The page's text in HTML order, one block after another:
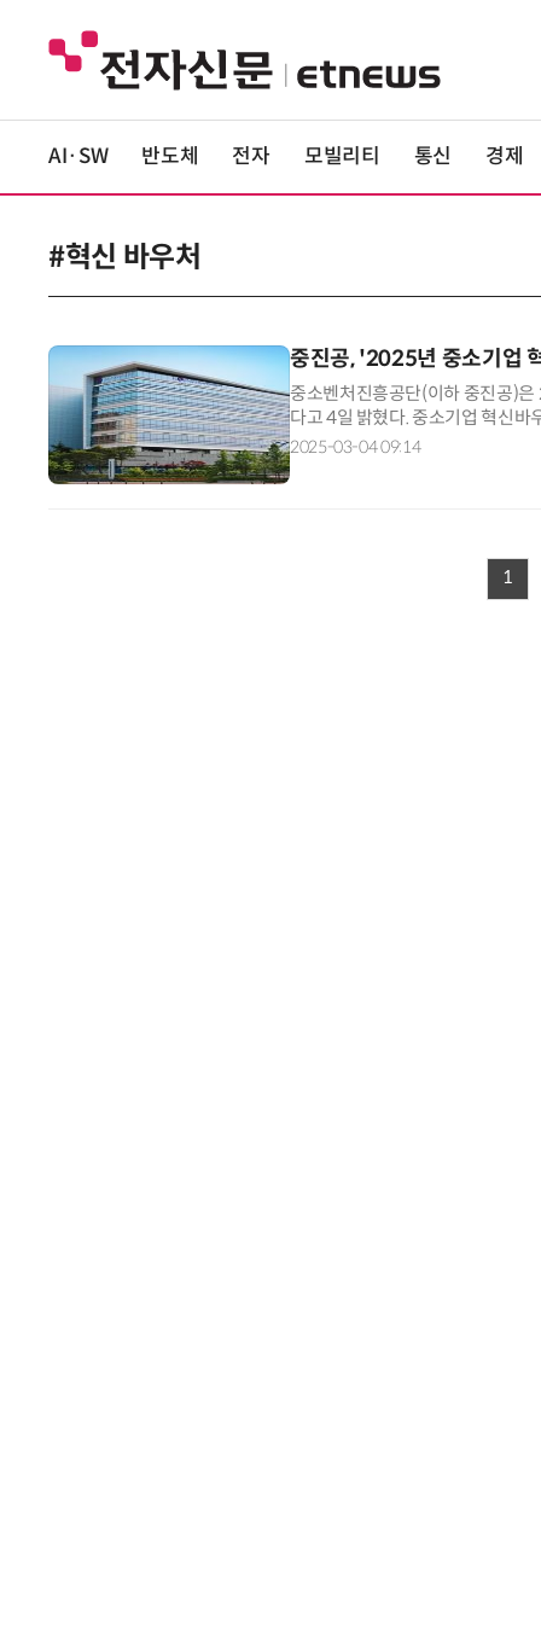
AI·SW 반도체 전자 모빌리티 통신 경제
#혁신 바우처
중진공, '2025년 중소기업
중소벤처진흥공단(이하 중진공)
다고 4일 밝혔다. 중소기업 혁신
도 내에서 맞춤형 서비스를 일괄
2025-03-04 09:14
1